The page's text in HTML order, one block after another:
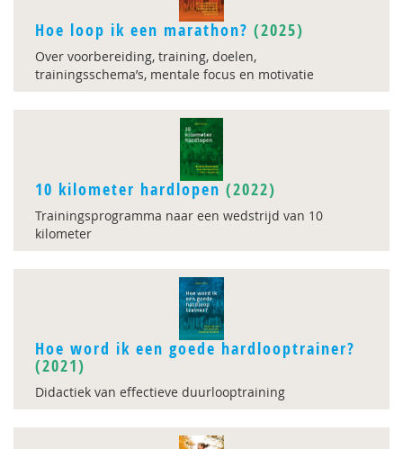
Hoe loop ik een marathon? (2025)
Over voorbereiding, training, doelen,
trainingsschema’s, mentale focus en motivatie
10 kilometer hardlopen (2022)
Trainingsprogramma naar een wedstrijd van 10
kilometer
Hoe word ik een goede hardlooptrainer?
(2021)
Didactiek van effectieve duurlooptraining